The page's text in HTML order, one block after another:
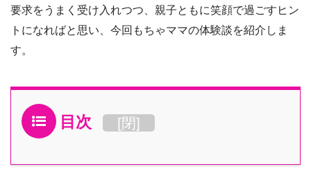
要求をうまく受け入れつつ、親子ともに笑顔で過ごすヒン
トになればと思い、今回もちゃママの体験談を紹介しま
す。
目次 [閉]